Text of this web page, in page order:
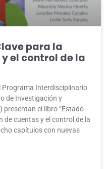
para la
el control de la
Programa Interdisciplinario
de Investigación y
presentan el libro “Estado
de cuentas y el control de la
capítulos con nuevas